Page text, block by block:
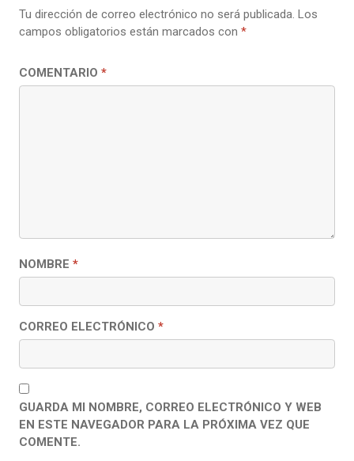
Tu dirección de correo electrónico no será publicada. Los
campos obligatorios están marcados con *
COMENTARIO *
NOMBRE *
CORREO ELECTRÓNICO *
GUARDA MI NOMBRE, CORREO ELECTRÓNICO Y WEB
EN ESTE NAVEGADOR PARA LA PRÓXIMA VEZ QUE
COMENTE.